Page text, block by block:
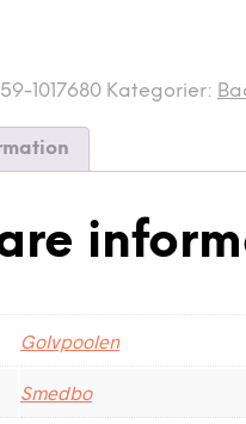
1017680 Kategorier:
Golvpoolen
Smedbo